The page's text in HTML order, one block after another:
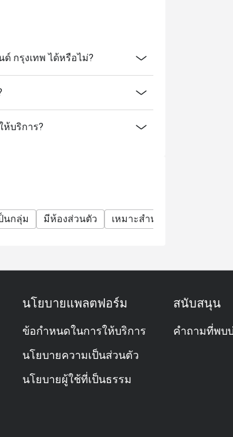
กรุงเทพ ได้หรือไม่?
ห้บริการ?
นกลุ่ม มีห้องส่วนตัว เหมาะสำหรับเด็ก
นโยบายแพลตฟอร์ม
ข้อกำหนดในการให้บริการ
นโยบายความเป็นส่วนตัว
นโยบายผู้ใช้ที่เป็นธรรม
สนับสนุน
คำถามที่พบ